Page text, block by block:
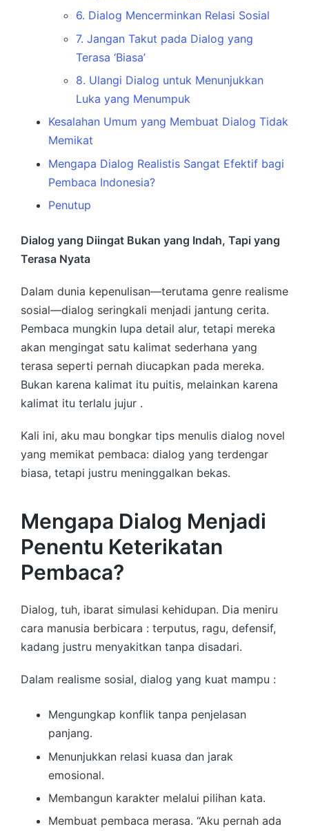
6. Dialog Mencerminkan Relasi Sosial
7. Jangan Takut pada Dialog yang
Terasa ‘Biasa’
8. Ulangi Dialog untuk Menunjukkan
Luka yang Menumpuk
Kesalahan Umum yang Membuat Dialog Tidak
Memikat
Mengapa Dialog Realistis Sangat Efektif bagi
Pembaca Indonesia?
Penutup
Dialog yang Diingat Bukan yang Indah, Tapi yang
Terasa Nyata
Dalam dunia kepenulisan—terutama genre realisme
sosial—dialog seringkali menjadi jantung cerita.
Pembaca mungkin lupa detail alur, tetapi mereka
akan mengingat satu kalimat sederhana yang
terasa seperti pernah diucapkan pada mereka.
Bukan karena kalimat itu puitis, melainkan karena
kalimat itu terlalu jujur .
Kali ini, aku mau bongkar tips menulis dialog novel
yang memikat pembaca: dialog yang terdengar
biasa, tetapi justru meninggalkan bekas.
Mengapa Dialog Menjadi
Penentu Keterikatan
Pembaca?
Dialog, tuh, ibarat simulasi kehidupan. Dia meniru
cara manusia berbicara : terputus, ragu, defensif,
kadang justru menyakitkan tanpa disadari.
Dalam realisme sosial, dialog yang kuat mampu :
Mengungkap konflik tanpa penjelasan
panjang.
Menunjukkan relasi kuasa dan jarak
emosional.
Membangun karakter melalui pilihan kata.
Membuat pembaca merasa. “Aku pernah ada